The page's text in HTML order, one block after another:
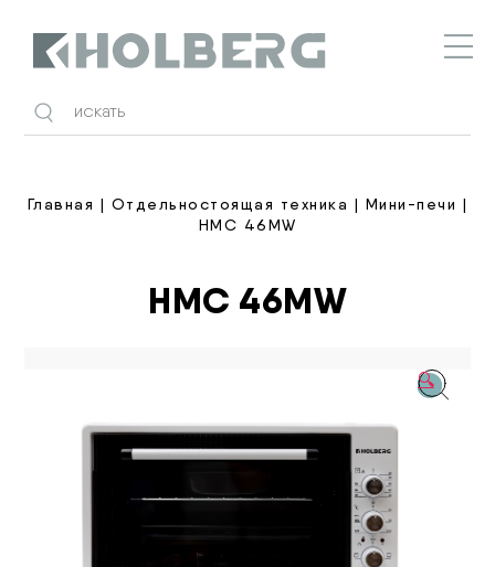
Главная | Отдельностоящая техника | Мини-печи |
HMC 46MW
HMC 46MW
🔍